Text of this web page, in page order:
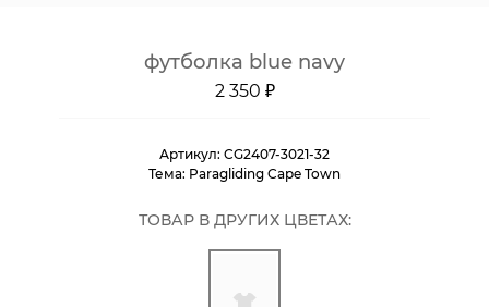
футболка blue navy
2 350 ₽
Артикул: CG2407-3021-32
Тема: Paragliding Cape Town
ТОВАР В ДРУГИХ ЦВЕТАХ: